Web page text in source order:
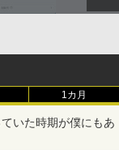
クトップ NEC M
Pro Celero
パソコン PC デス
ー内蔵 HDR/Free
238
インチ FHD 24
ル HDMI2.0×1 DP
Buds 8 Lite ワイヤ
ノイズキャンセ
1カ月
いた時期が僕にもあ